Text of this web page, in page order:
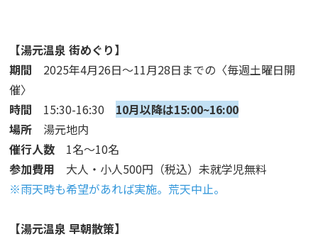
【湯元温泉 街めぐり】
期間 2025年4月26日～11月28日までの〈毎週土曜日開
催〉
時間 15:30-16:30 10月以降は15:00~16:00
場所 湯元地内
催行人数 1名～10名
参加費用 大人・小人500円（税込）未就学児無料
※雨天時も希望があれば実施。荒天中止。
【湯元温泉 早朝散策】